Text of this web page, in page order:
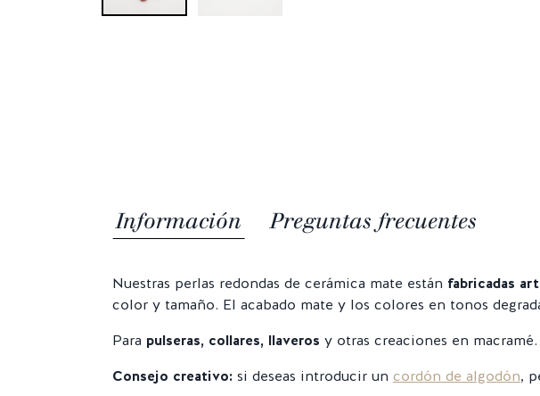
Información Preguntas frecuentes
Nuestras perlas redondas de cerámica mate están fabricadas
color y tamaño. El acabado mate y los colores en tonos
Para pulseras, collares, llaveros y otras creaciones en macramé.
Consejo creativo: si deseas introducir un cordón de algodón,